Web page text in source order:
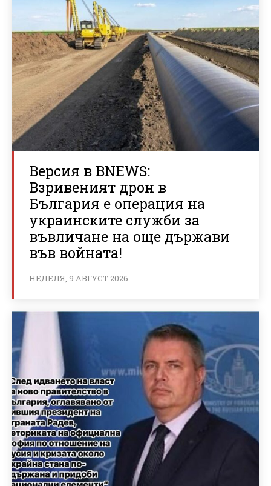
Версия в BNEWS:
Взривеният дрон в
България е операция на
украинските служби за
въвличане на още държави
във войната!
НЕДЕЛЯ, 9 АВГУСТ 2026